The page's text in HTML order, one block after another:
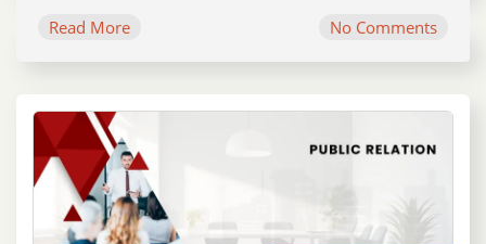
Read More No Comments